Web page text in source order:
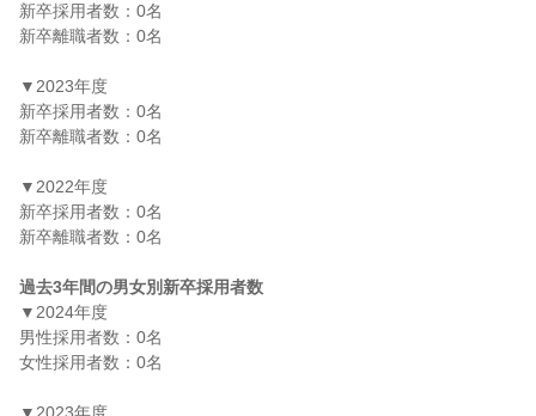
新卒採用者数：0名
新卒離職者数：0名
▼2023年度
新卒採用者数：0名
新卒離職者数：0名
▼2022年度
新卒採用者数：0名
新卒離職者数：0名
過去3年間の男女別新卒採用者数
▼2024年度
男性採用者数：0名
女性採用者数：0名